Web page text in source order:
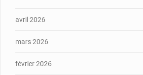
avril 2026
mars 2026
février 2026